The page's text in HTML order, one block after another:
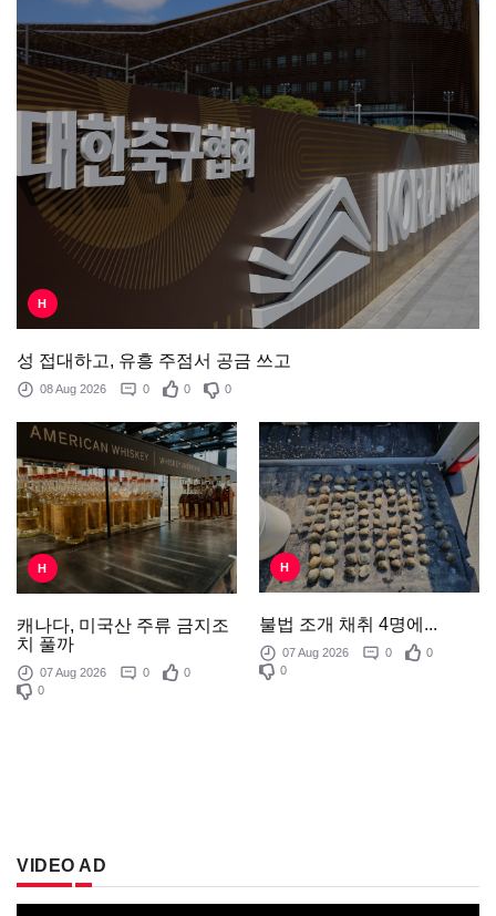
H
성 접대하고, 유흥 주점서 공금 쓰고
08 Aug 2026 0 0 0
H
캐나다, 미국산 주류 금지조
치 풀까
07 Aug 2026 0
0
0
H
불법 조개 채취 4명에...
07 Aug 2026 0
0
0
VIDEO AD